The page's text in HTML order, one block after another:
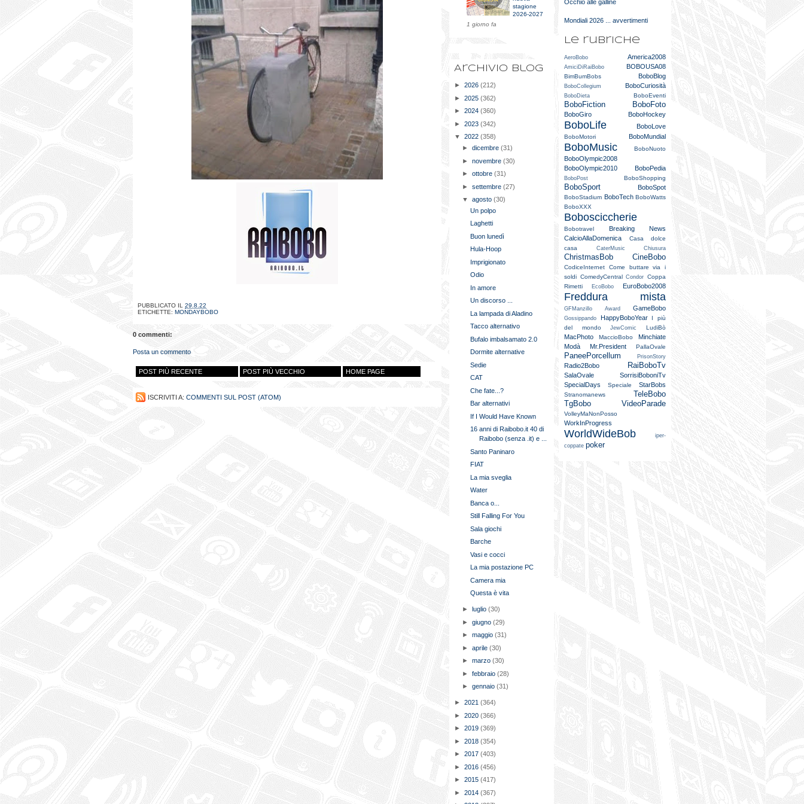
PUBBLICATO IL 29.8.22
ETICHETTE: MONDAYBOBO
0 commenti:
Posta un commento
POST PIÙ RECENTE POST PIÙ VECCHIO HOME PAGE
ISCRIVITI A: COMMENTI SUL POST (ATOM)
stagione
2026-2027
1 giorno fa
Archivio blog
► 2026 (212)
► 2025 (362)
► 2024 (360)
► 2023 (342)
▼ 2022 (358)
►dicembre(31)
►novembre(30)
►ottobre(31)
►settembre(27)
▼agosto(30)
Un polpo
Laghetti
Buon lunedì
Hula-Hoop
Imprigionato
Odio
In amore
Un discorso ...
La lampada di Aladino
Tacco alternativo
Bufalo imbalsamato 2.0
Dormite alternative
Sedie
CAT
Che fate...?
Bar alternativi
If I Would Have Known
16 anni di Raibobo.it 40 di
Raibobo (senza .it) e ...
Santo Paninaro
FIAT
La mia sveglia
Water
Banca o...
Still Falling For You
Sala giochi
Barche
Vasi e cocci
La mia postazione PC
Camera mia
Questa è vita
► luglio(30)
►giugno(29)
►maggio(31)
►aprile(30)
►marzo(30)
►febbraio(28)
►gennaio(31)
► 2021 (364)
► 2020 (366)
► 2019 (369)
► 2018 (354)
► 2017 (403)
► 2016 (456)
► 2015 (417)
► 2014 (367)
Occhio alle galline
Mondiali 2026 ... avvertimenti
Le rubriche
AeroBobo America2008
AmiciDiRaiBobo BOBOUSA08
BimBumBobs BoboBlog
BoboCollegium BoboCuriosità
BoboDieta BoboEventi
BoboFiction BoboFoto
BoboGiro BoboHockey
BoboLife BoboLove
BoboMotori BoboMundial
BoboMusic BoboNuoto
BoboOlympic2008
BoboOlympic2010
BoboPedia
BoboPost BoboShopping
BoboSport BoboSpot
BoboStadium BoboTech BoboWatts
BoboXXX
Bobosciccherie
Bobotravel
Breaking News
CalcioAllaDomenica
Casa dolce
casa
CaterMusic Chiusura
ChristmasBob CineBobo
CodiceInternet
Come buttare via i
soldi ComedyCentral Condor
Coppa
Rimetti
EcoBobo EuroBobo2008
Freddura mista
GFManzillo Award GameBobo
Gossippando HappyBoboYear
I più
del mondo
JewComic LudiBò
MacPhoto MaccioBobo
Minchiate
Modà
Mr.President PallaOvale
PaneePorcellum PrisonStory
Radio2Bobo RaiBoboTv
SalaOvale
SorrisiBoboniTv
SpecialDays
Speciale StarBobs
Stranomanews
TeleBobo
TgBobo
VideoParade
VolleyMaNonPosso
WorkInProgress
WorldWideBob
iper-
coppate poker